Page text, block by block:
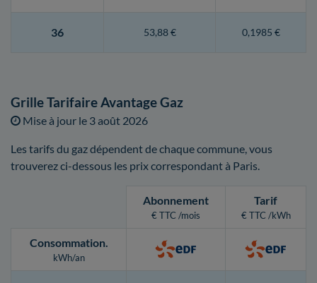
36 53,88 € 0,1985 €
Grille Tarifaire Avantage Gaz
Mise à jour le 3 août 2026
Les tarifs du gaz dépendent de chaque commune, vous
trouverez ci-dessous les prix correspondant à Paris.
Abonnement
€ TTC /mois
Tarif
€ TTC /kWh
Consommation.
kWh/an